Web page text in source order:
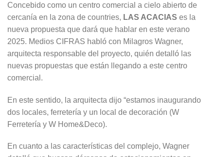
Concebido como un centro comercial a cielo abierto de
cercanía en la zona de countries, LAS ACACIAS es la
nueva propuesta que dará que hablar en este verano
2025. Medios CIFRAS habló con Milagros Wagner,
arquitecta responsable del proyecto, quién detalló las
nuevas propuestas que están llegando a este centro
comercial.
En este sentido, la arquitecta dijo “estamos inaugurando
dos locales, ferretería y un local de decoración (W
Ferretería y W Home&Deco).
En cuanto a las características del complejo, Wagner